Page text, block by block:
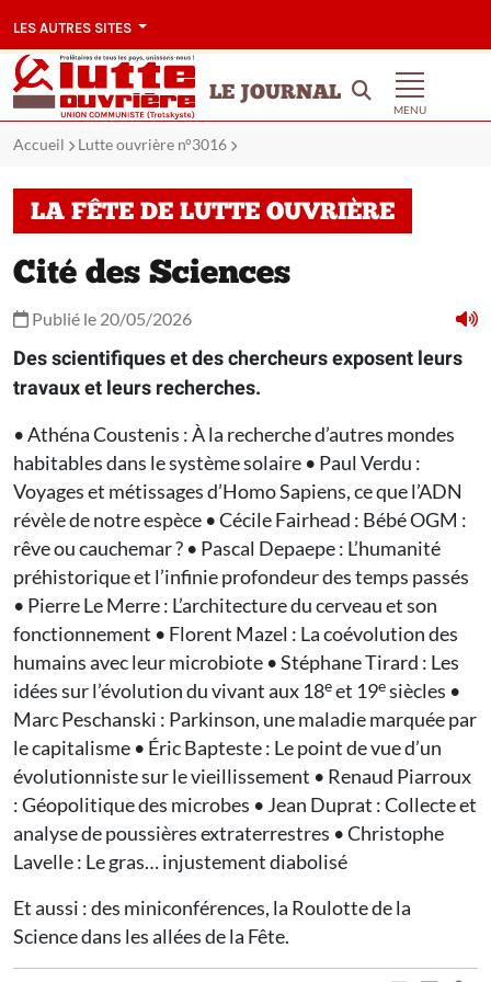
LES AUTRES SITES
LE JOURNAL
MENU
Accueil Lutte ouvrière n°3016
LA FÊTE DE LUTTE OUVRIÈRE
Cité des Sciences
Publié le 20/05/2026
Des scientifiques et des chercheurs exposent leurs
travaux et leurs recherches.
• Athéna Coustenis : À la recherche d’autres mondes
habitables dans le système solaire • Paul Verdu :
Voyages et métissages d’Homo Sapiens, ce que l’ADN
révèle de notre espèce • Cécile Fairhead : Bébé OGM :
rêve ou cauchemar ? • Pascal Depaepe : L’humanité
préhistorique et l’infinie profondeur des temps passés
• Pierre Le Merre : L’architecture du cerveau et son
fonctionnement • Florent Mazel : La coévolution des
humains avec leur microbiote • Stéphane Tirard : Les
idées sur l’évolution du vivant aux 18eet 19esiècles •
Marc Peschanski : Parkinson, une maladie marquée par
le capitalisme • Éric Bapteste : Le point de vue d’un
évolutionniste sur le vieillissement • Renaud Piarroux
: Géopolitique des microbes • Jean Duprat : Collecte et
analyse de poussières extraterrestres • Christophe
Lavelle : Le gras… injustement diabolisé
Et aussi : des miniconférences, la Roulotte de la
Science dans les allées de la Fête.